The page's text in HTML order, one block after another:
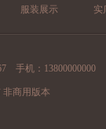
服装展示 实
手机：13800000000
非商用版本